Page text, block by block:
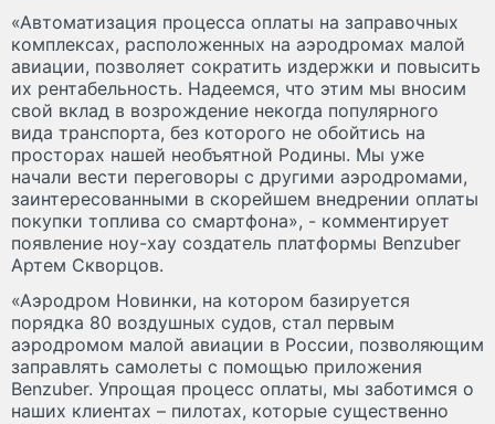
«Автоматизация процесса оплаты на заправочных
комплексах, расположенных на аэродромах малой
авиации, позволяет сократить издержки и повысить
их рентабельность. Надеемся, что этим мы вносим
свой вклад в возрождение некогда популярного
вида транспорта, без которого не обойтись на
просторах нашей необъятной Родины. Мы уже
начали вести переговоры с другими аэродромами,
заинтересованными в скорейшем внедрении оплаты
покупки топлива со смартфона», - комментирует
появление ноу-хау создатель платформы Benzuber
Артем Скворцов.
«Аэродром Новинки, на котором базируется
порядка 80 воздушных судов, стал первым
аэродромом малой авиации в России, позволяющим
заправлять самолеты с помощью приложения
Benzuber. Упрощая процесс оплаты, мы заботимся о
наших клиентах – пилотах, которые существенно